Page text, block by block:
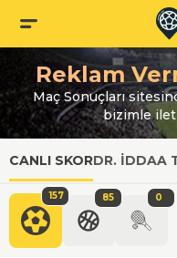
Reklam
Maç Sonuçları
bizimle
CANLI SKORDR. İDDAA
157 85 0